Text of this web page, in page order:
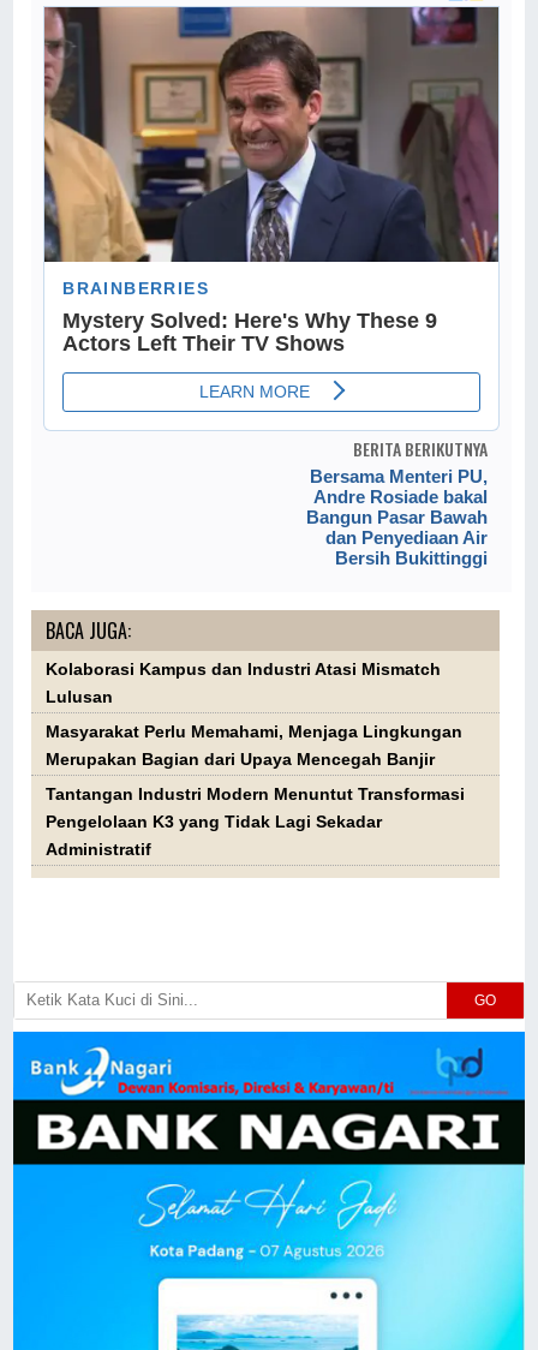
BERITA BERIKUTNYA
Bersama Menteri PU,
Andre Rosiade bakal
Bangun Pasar Bawah
dan Penyediaan Air
Bersih Bukittinggi
BACA JUGA:
Kolaborasi Kampus dan Industri Atasi Mismatch
Lulusan
Masyarakat Perlu Memahami, Menjaga Lingkungan
Merupakan Bagian dari Upaya Mencegah Banjir
Tantangan Industri Modern Menuntut Transformasi
Pengelolaan K3 yang Tidak Lagi Sekadar
Administratif
GO